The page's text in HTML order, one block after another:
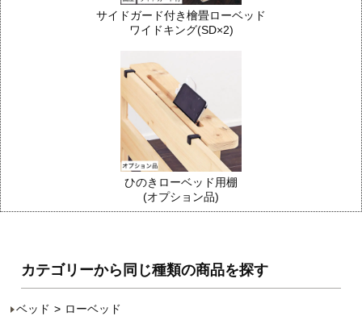
サイドガード付き檜畳ローベッド
ワイドキング(SD×2)
ひのきローベッド用棚
(オプション品)
カテゴリーから同じ種類の商品を探す
ベッド
ローベッド